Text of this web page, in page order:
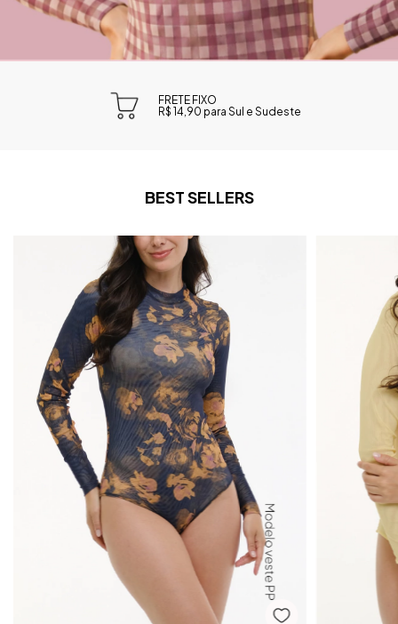
FRETE FIXO
R$ 14,90 para Sul e Sudeste
BEST SELLERS